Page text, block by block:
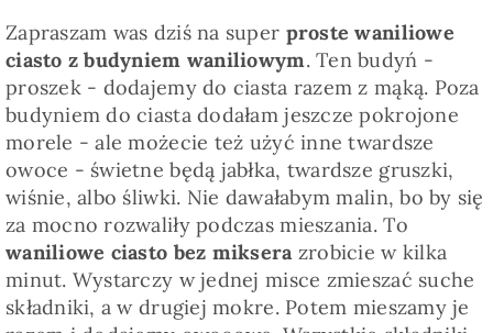
Zapraszam was dziś na super proste waniliowe
ciasto z budyniem waniliowym. Ten budyń -
proszek - dodajemy do ciasta razem z mąką. Poza
budyniem do ciasta dodałam jeszcze pokrojone
morele - ale możecie też użyć inne twardsze
owoce - świetne będą jabłka, twardsze gruszki,
wiśnie, albo śliwki. Nie dawałabym malin, bo by się
za mocno rozwaliły podczas mieszania. To
waniliowe ciasto bez mikserazrobicie w kilka
minut. Wystarczy w jednej misce zmieszać suche
składniki, a w drugiej mokre. Potem mieszamy je